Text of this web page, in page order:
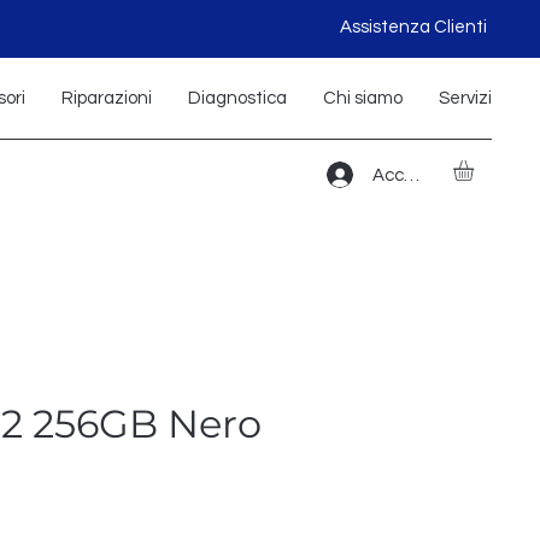
Assistenza Clienti
Riparazioni Diagnostica Chi siamo Servizi
Accedi
256GB Nero